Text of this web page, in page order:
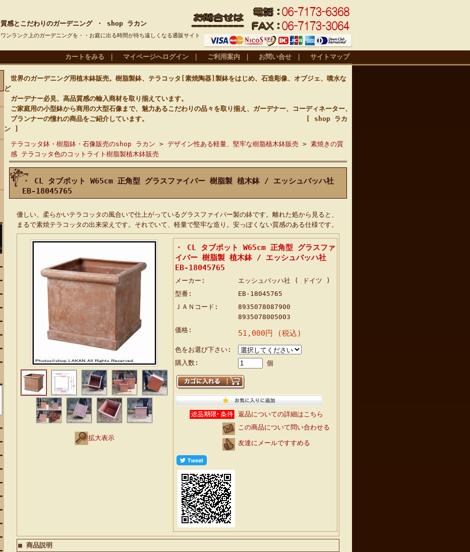
質感とこだわりのガーデニング ・ shop ラカン
ワンランク上のガーデニングを・・お庭に出る時間が待ち遠しくなる通販サイト
カートをみる マイページへログイン ご利用案内 お問い合せ サイトマップ
世界のガーデニング用植木鉢販売。樹脂製鉢、テラコッタ[素焼陶器]製鉢をはじめ、石造彫像、オブジェ、噴水な
ど
ガーデナー必見、高品質感の輸入商材を取り揃えています。
ご家庭用の小型鉢から商用の大型石像まで、魅力あるこだわりの品々を取り揃え、ガーデナー、コーディネーター、
プランナーの憧れの商品をご紹介しています。 [ shop ラカ
ン ]
テラコッタ鉢・樹脂鉢・石像販売のshop ラカン > デザイン性ある軽量、堅牢な樹脂植木鉢販売 > 素焼きの質
感 テラコッタ色のコットライト樹脂製植木鉢販売
・ CL タブポット W65cm 正角型 グラスファイバー 樹脂製 植木鉢 / エッシュバッハ社
EB-18045765
優しい、柔らかいテラコッタの風合いで仕上がっているグラスファイバー製の鉢です。離れた処から見ると、
まるで素焼テラコッタの出来栄えです。それでいて、軽量で堅牢な造り。安っぽくない質感のある仕様です。
拡大表示
・ CL タブポット W65cm 正角型 グラスファ
イバー 樹脂製 植木鉢 / エッシュバッハ社
EB-18045765
メーカー:
エッシュバッハ社 ( ドイツ )
型番:
EB-18045765
ＪＡＮコード:
8935078087900
8935078005003
価格:
51,000円 (税込)
色をお選び下さい:
購入数:
個
返品についての詳細はこちら
この商品について問い合わせる
友達にメールですすめる
■ 商品説明